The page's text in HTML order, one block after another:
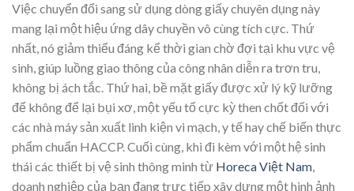
Việc chuyển đổi sang sử dụng dòng giấy chuyên dụng này
mang lại một hiệu ứng dây chuyền vô cùng tích cực. Thứ
nhất, nó giảm thiểu đáng kể thời gian chờ đợi tại khu vực vệ
sinh, giúp luồng giao thông của công nhân diễn ra trơn tru,
không bị ách tắc. Thứ hai, bề mặt giấy được xử lý kỹ lưỡng
để không để lại bụi xơ, một yếu tố cực kỳ then chốt đối với
các nhà máy sản xuất linh kiện vi mạch, y tế hay chế biến thực
phẩm chuẩn HACCP. Cuối cùng, khi đi kèm với một hệ sinh
thái các thiết bị vệ sinh thông minh từ Horeca Việt Nam,
doanh nghiệp của bạn đang trực tiếp xây dựng một hình ảnh